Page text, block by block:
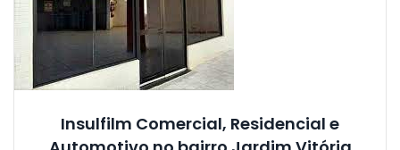
Insulfilm Comercial, Residencial e